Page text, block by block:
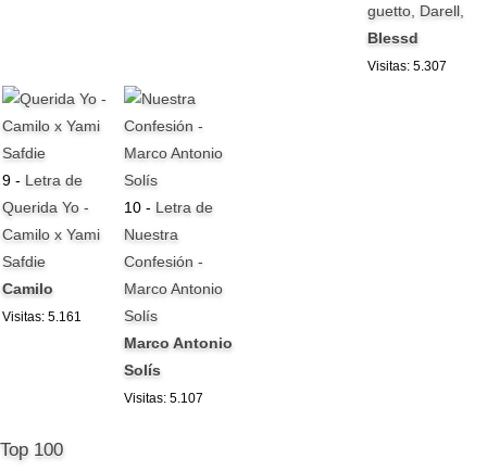
guetto, Darell,
Blessd
Visitas: 5.307
9 - Letra de
Querida Yo -
Camilo x Yami
Safdie
Camilo
Visitas: 5.161
10 - Letra de
Nuestra
Confesión -
Marco Antonio
Solís
Marco Antonio
Solís
Visitas: 5.107
Top 100